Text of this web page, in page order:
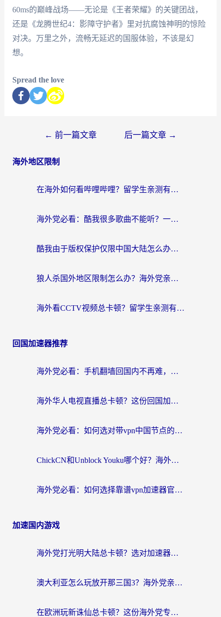
60ms的巅峰战场——无论是《王者荣耀》的关键团战，
还是《龙腾世纪4：影障守护者》里对抗腐蚀神明的惊险
对决。万里之外，流畅无延迟的国服体验，不该是幻
想。
Spread the love
← 前一篇文章 后一篇文章 →
海外地区限制
在海外如何看哔哩哔哩？留学生亲测有效的回国加速指南
海外党必看：酷我很多歌曲不能听？一招解决优酷版权限制+B站地域问题！
酷我由于版权保护仅限中国大陆怎么办？海外党亲测有效的解锁指南
狼人杀国外地区限制怎么办？海外党亲测有效的全场景回国加速指南
海外看CCTV视频总卡顿？留学生亲测有效的回国加速器选择指南
回国加速器推荐
海外党必看：手机翻墙回国内不再难，一篇搞定无缝访问国内资源指南
海外华人电视直播总卡顿？这份回国加速器选择指南帮你无缝看国内资源
海外党必看：如何选对带vpn中国节点的加速器？无缝访问国内资源全攻略
ChickCN和Unblock Youku哪个好？海外党亲测4款热门回国加速器，附避坑指南
海外党必看：如何选择靠谱vpn加速器官网？轻松解决国内APP地区限制
加速国内游戏
海外党打光明大陆总卡顿？选对加速器才是关键！（附亲测好用的推荐）
澳大利亚怎么玩放开那三国3？海外党亲测有效的国服游戏加速指南
在欧洲玩新诛仙总卡顿？这份海外党专属加速器指南帮你解决延迟难题